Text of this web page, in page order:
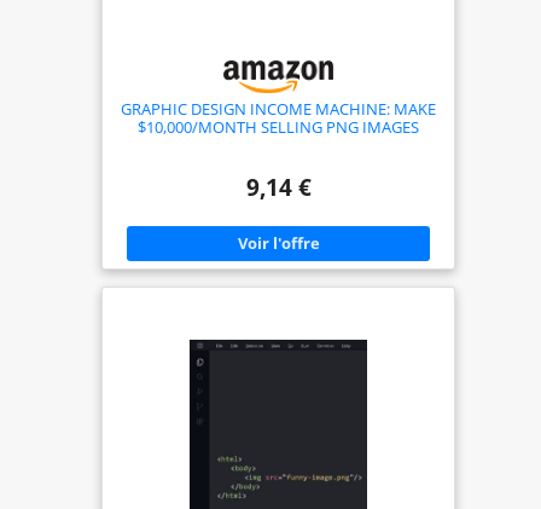
GRAPHIC DESIGN INCOME MACHINE: MAKE
$10,000/MONTH SELLING PNG IMAGES
9,14 €